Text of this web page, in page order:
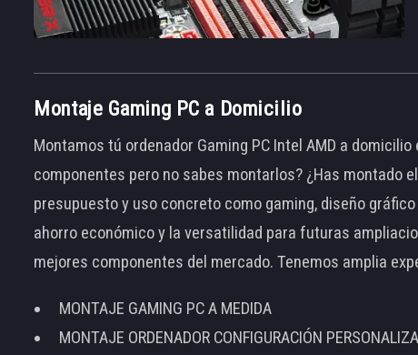
Montaje Gaming PC a Domicilio
Montamos tú ordenador Gaming PC Intel AMD a
componentes pero no sabes montarlos? ¿Has montado
presupuesto y uso concreto como gaming, diseño
ahorro económico y la versatilidad para futuras
mejores componentes del mercado. Tenemos amplia
MONTAJE GAMING PC A MEDIDA
MONTAJE ORDENADOR CONFIGURACIÓN